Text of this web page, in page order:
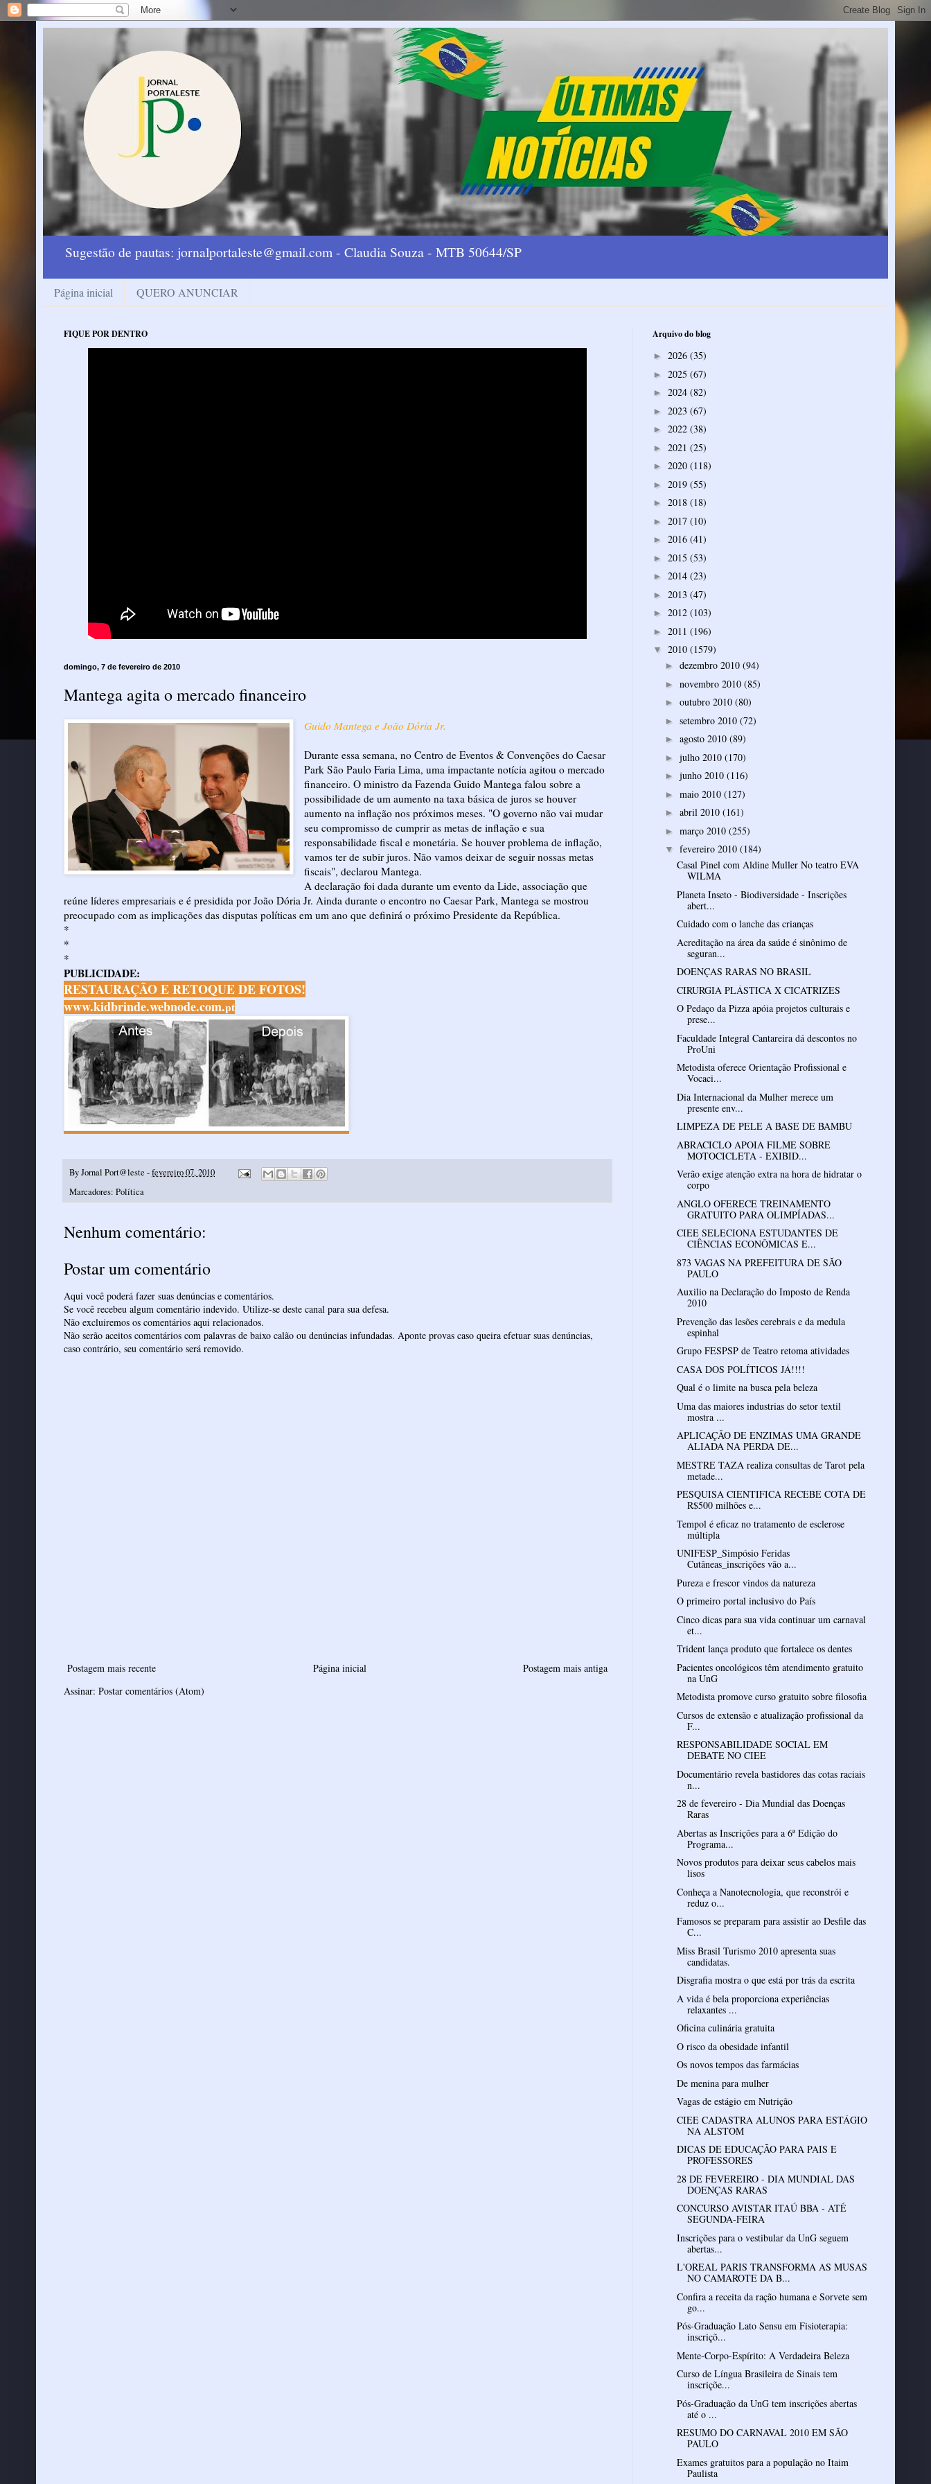
Sugestão de pautas: jornalportaleste@gmail.com - Claudia Souza - MTB 50644/SP
Página inicial QUERO ANUNCIAR
FIQUE POR DENTRO
domingo, 7 de fevereiro de 2010
Mantega agita o mercado financeiro
Guido Mantega e João Dória Jr.
Durante essa semana, no Centro de Eventos & Convenções do Caesar
Park São Paulo Faria Lima, uma impactante notícia agitou o mercado
financeiro. O ministro da Fazenda Guido Mantega falou sobre a
possibilidade de um aumento na taxa básica de juros se houver
aumento na inflação nos próximos meses. "O governo não vai mudar
seu compromisso de cumprir as metas de inflação e sua
responsabilidade fiscal e monetária. Se houver problema de inflação,
vamos ter de subir juros. Não vamos deixar de seguir nossas metas
fiscais", declarou Mantega.
A declaração foi dada durante um evento da Lide, associação que
reúne líderes empresariais e é presidida por João Dória Jr. Ainda durante o encontro no Caesar Park, Mantega se mostrou
preocupado com as implicações das disputas políticas em um ano que definirá o próximo Presidente da República.
*
*
*
PUBLICIDADE:
RESTAURAÇÃO E RETOQUE DE FOTOS!
www.kidbrinde.webnode.com.pt
ByJornal Port@leste -fevereiro 07, 2010
Marcadores: Política
Nenhum comentário:
Postar um comentário
Aqui você poderá fazer suas denúncias e comentários.
Se você recebeu algum comentário indevido. Utilize-se deste canal para sua defesa.
Não excluiremos os comentários aqui relacionados.
Não serão aceitos comentários com palavras de baixo calão ou denúncias infundadas. Aponte provas caso queira efetuar suas denúncias,
caso contrário, seu comentário será removido.
Postagem mais recente Postagem mais antiga
Página inicial
Assinar: Postar comentários (Atom)
Arquivo do blog
► 2026 (35)
► 2025 (67)
► 2024 (82)
► 2023 (67)
► 2022 (38)
► 2021 (25)
► 2020 (118)
► 2019 (55)
► 2018 (18)
► 2017 (10)
► 2016 (41)
► 2015 (53)
► 2014 (23)
► 2013 (47)
► 2012 (103)
► 2011 (196)
▼ 2010 (1579)
► dezembro 2010 (94)
► novembro 2010 (85)
► outubro 2010 (80)
► setembro 2010 (72)
► agosto 2010 (89)
► julho 2010 (170)
► junho 2010 (116)
► maio 2010 (127)
► abril 2010 (161)
► março 2010 (255)
▼ fevereiro 2010 (184)
Casal Pinel com Aldine Muller No teatro EVA
WILMA
Planeta Inseto - Biodiversidade - Inscrições
abert...
Cuidado com o lanche das crianças
Acreditação na área da saúde é sinônimo de
seguran...
DOENÇAS RARAS NO BRASIL
CIRURGIA PLÁSTICA X CICATRIZES
O Pedaço da Pizza apóia projetos culturais e
prese...
Faculdade Integral Cantareira dá descontos no
ProUni
Metodista oferece Orientação Profissional e
Vocaci...
Dia Internacional da Mulher merece um
presente env...
LIMPEZA DE PELE A BASE DE BAMBU
ABRACICLO APOIA FILME SOBRE
MOTOCICLETA - EXIBID...
Verão exige atenção extra na hora de hidratar o
corpo
ANGLO OFERECE TREINAMENTO
GRATUITO PARA OLIMPÍADAS...
CIEE SELECIONA ESTUDANTES DE
CIÊNCIAS ECONÔMICAS E...
873 VAGAS NA PREFEITURA DE SÃO
PAULO
Auxilio na Declaração do Imposto de Renda
2010
Prevenção das lesões cerebrais e da medula
espinhal
Grupo FESPSP de Teatro retoma atividades
CASA DOS POLÍTICOS JÁ!!!!
Qual é o limite na busca pela beleza
Uma das maiores industrias do setor textil
mostra ...
APLICAÇÃO DE ENZIMAS UMA GRANDE
ALIADA NA PERDA DE...
MESTRE TAZA realiza consultas de Tarot pela
metade...
PESQUISA CIENTIFICA RECEBE COTA DE
R$500 milhões e...
Tempol é eficaz no tratamento de esclerose
múltipla
UNIFESP_Simpósio Feridas
Cutâneas_inscrições vão a...
Pureza e frescor vindos da natureza
O primeiro portal inclusivo do País
Cinco dicas para sua vida continuar um carnaval
et...
Trident lança produto que fortalece os dentes
Pacientes oncológicos têm atendimento gratuito
na UnG
Metodista promove curso gratuito sobre filosofia
Cursos de extensão e atualização profissional da
F...
RESPONSABILIDADE SOCIAL EM
DEBATE NO CIEE
Documentário revela bastidores das cotas raciais
n...
28 de fevereiro - Dia Mundial das Doenças
Raras
Abertas as Inscrições para a 6ª Edição do
Programa...
Novos produtos para deixar seus cabelos mais
lisos
Conheça a Nanotecnologia, que reconstrói e
reduz o...
Famosos se preparam para assistir ao Desfile das
C...
Miss Brasil Turismo 2010 apresenta suas
candidatas.
Disgrafia mostra o que está por trás da escrita
A vida é bela proporciona experiências
relaxantes ...
Oficina culinária gratuita
O risco da obesidade infantil
Os novos tempos das farmácias
De menina para mulher
Vagas de estágio em Nutrição
CIEE CADASTRA ALUNOS PARA ESTÁGIO
NA ALSTOM
DICAS DE EDUCAÇÃO PARA PAIS E
PROFESSORES
28 DE FEVEREIRO - DIA MUNDIAL DAS
DOENÇAS RARAS
CONCURSO AVISTAR ITAÚ BBA - ATÉ
SEGUNDA-FEIRA
Inscrições para o vestibular da UnG seguem
abertas...
L'OREAL PARIS TRANSFORMA AS MUSAS
NO CAMAROTE DA B...
Confira a receita da ração humana e Sorvete sem
go...
Pós-Graduação Lato Sensu em Fisioterapia:
inscriçõ...
Mente-Corpo-Espírito: A Verdadeira Beleza
Curso de Língua Brasileira de Sinais tem
inscriçõe...
Pós-Graduação da UnG tem inscrições abertas
até o ...
RESUMO DO CARNAVAL 2010 EM SÃO
PAULO
Exames gratuitos para a população no Itaim
Paulista